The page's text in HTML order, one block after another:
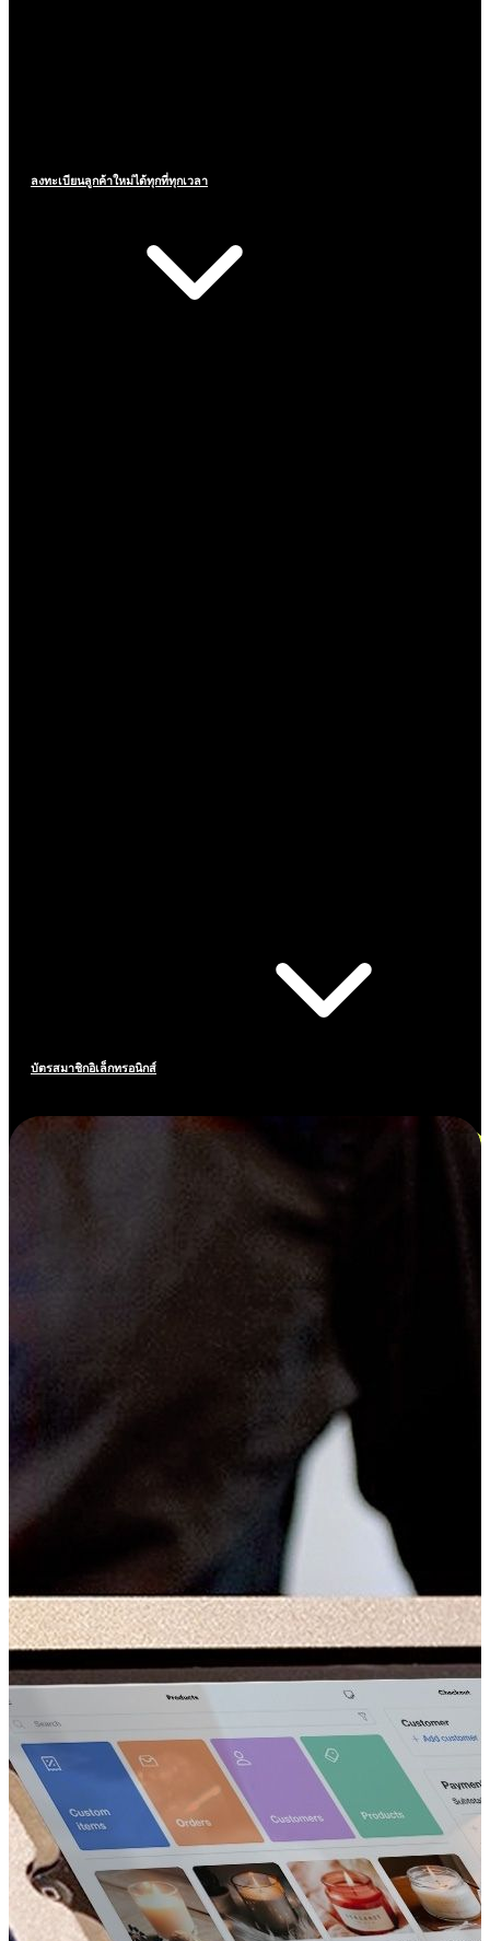
ลงทะเบียนลูกค้าใหม่ได้ทุกที่ทุกเวลา
บัตรสมาชิกอิเล็กทรอนิกส์